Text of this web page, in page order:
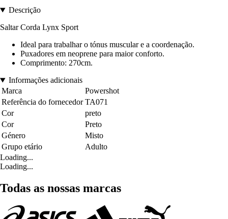
Descrição
Saltar Corda Lynx Sport
Ideal para trabalhar o tónus muscular e a coordenação.
Puxadores em neoprene para maior conforto.
Comprimento: 270cm.
Informações adicionais
Marca
Powershot
Referência do fornecedor TA071
Cor
preto
Cor
Preto
Género
Misto
Grupo etário
Adulto
Loading...
Loading...
Todas as nossas marcas